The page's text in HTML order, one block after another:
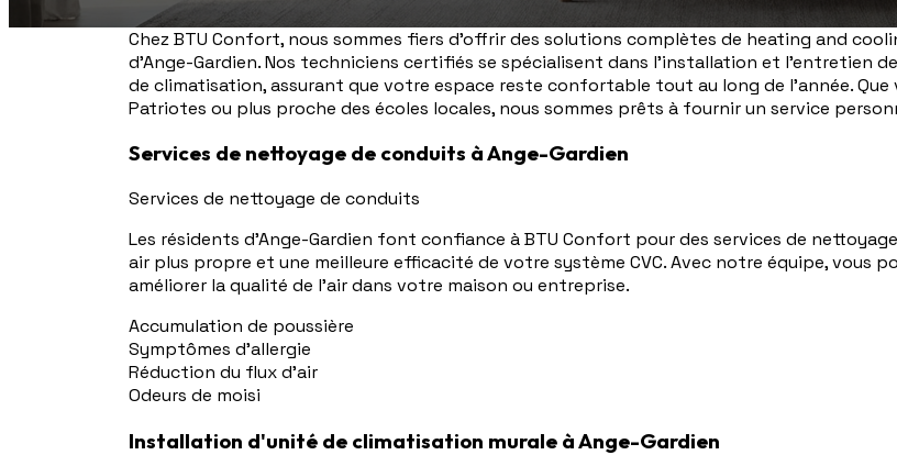
Chez BTU Confort, nous sommes fiers d'offrir des solutions complètes de heating and
d'Ange-Gardien. Nos techniciens certifiés se spécialisent dans l'installation et l'entretien
de climatisation, assurant que votre espace reste confortable tout au long de l'année. Que
Patriotes ou plus proche des écoles locales, nous sommes prêts à fournir un service
Services de nettoyage de conduits à Ange-Gardien
Services de nettoyage de conduits
Les résidents d'Ange-Gardien font confiance à BTU Confort pour des services de
air plus propre et une meilleure efficacité de votre système CVC. Avec notre équipe, vous
améliorer la qualité de l'air dans votre maison ou entreprise.
Accumulation de poussière
Symptômes d'allergie
Réduction du flux d'air
Odeurs de moisi
Installation d'unité de climatisation murale à Ange-Gardien